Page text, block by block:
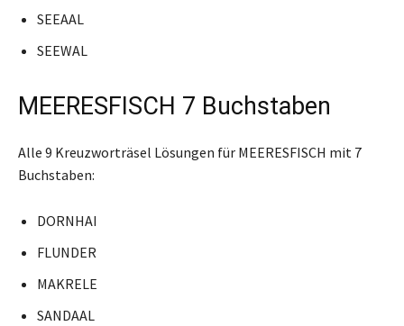
SEEAAL
SEEWAL
MEERESFISCH 7 Buchstaben
Alle 9 Kreuzworträsel Lösungen für MEERESFISCH mit 7
Buchstaben:
DORNHAI
FLUNDER
MAKRELE
SANDAAL